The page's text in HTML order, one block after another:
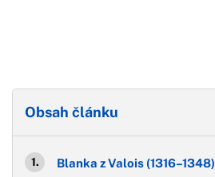
Obsah článku
Blanka z Valois (1316–1348)